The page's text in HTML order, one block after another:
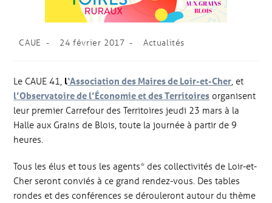
CAUE 24 février 2017 Actualités
Le CAUE 41, l‘Association des Maires de Loir-et-Cher, et
l’Observatoire de l’Économie et des Territoires organisent
leur premier Carrefour des Territoires jeudi 23 mars à la
Halle aux Grains de Blois, toute la journée à partir de 9
heures.
Tous les élus et tous les agents* des collectivités de Loir-et-
Cher seront conviés à ce grand rendez-vous. Des tables
rondes et des conférences se dérouleront autour du thème